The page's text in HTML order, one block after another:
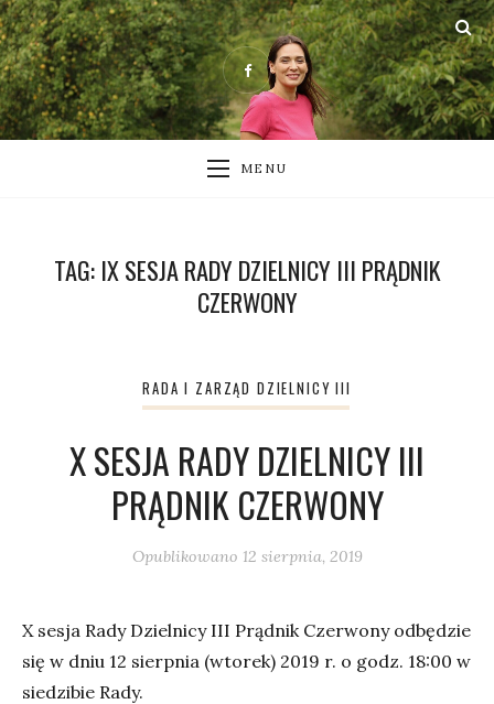
MENU
TAG: IX SESJA RADY DZIELNICY III PRĄDNIK
CZERWONY
RADA I ZARZĄD DZIELNICY III
X SESJA RADY DZIELNICY III
PRĄDNIK CZERWONY
Opublikowano 12 sierpnia, 2019
X sesja Rady Dzielnicy III Prądnik Czerwony odbędzie
się w dniu 12 sierpnia (wtorek) 2019 r. o godz. 18:00 w
siedzibie Rady.